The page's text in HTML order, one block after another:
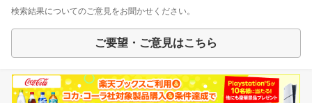
検索結果についてのご意見をお聞かせください。
ご要望・ご意見はこちら